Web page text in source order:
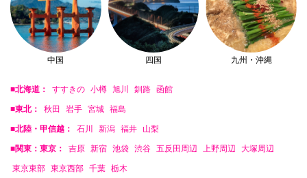
中国 四国 九州・沖縄
■北海道： すすきの 小樽 旭川 釧路 函館
■東北： 秋田 岩手 宮城 福島
■北陸・甲信越： 石川 新潟 福井 山梨
■関東：東京： 吉原 新宿 池袋 渋谷 五反田周辺 上野周辺 大塚周辺
東京東部 東京西部 千葉 栃木